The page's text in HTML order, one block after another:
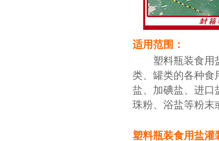
适用范围：
塑料瓶装食用盐
类、罐类的各种食
盐、加碘盐、进口
珠粉、浴盐等粉末
塑料瓶装食用盐灌